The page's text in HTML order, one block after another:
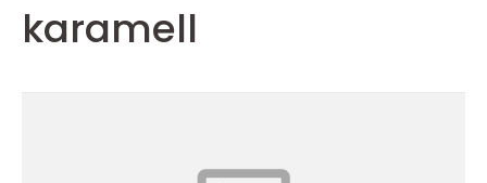
karamell